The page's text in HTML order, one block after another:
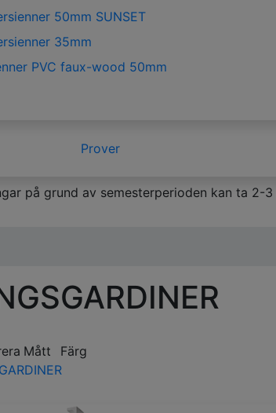
50mm SUNSET
35mm
PVC faux-wood 50mm
Prover
på grund av semesterperioden kan ta 2-
Mått
Färg